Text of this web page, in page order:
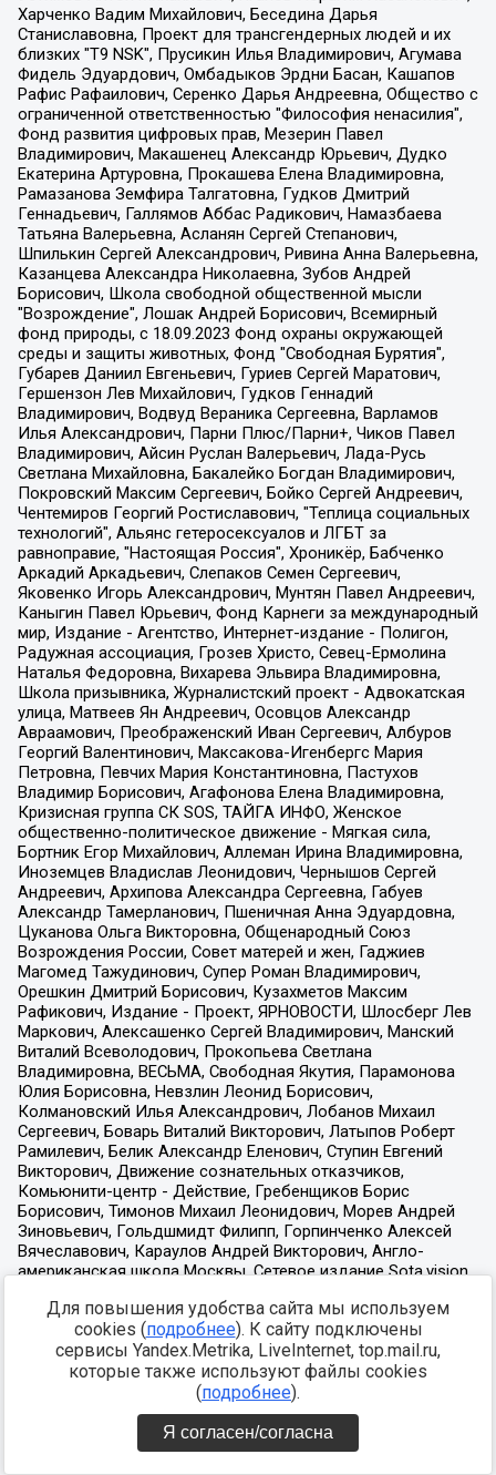
Для повышения удобства сайта мы используем
cookies (подробнее). К сайту подключены
сервисы Yandex.Metrika, LiveInternet, top.mail.ru,
которые также используют файлы cookies
(подробнее).
Я согласен/согласна